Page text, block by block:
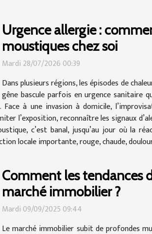
Urgence allergie :
moustiques chez soi
Mardi 28/07/2026 00:39
Dans plusieurs régions, les épisodes de
gêne bascule parfois en urgence sanitaire
Face à une invasion à domicile,
l’exposition, reconnaître les signaux
c’est banal, jusqu’au jour où la
locale importante, rouge, chaude,
Comment les tendances
marché immobilier ?
Mardi 09/09/2025 09:44
Le marché immobilier subit de profondes